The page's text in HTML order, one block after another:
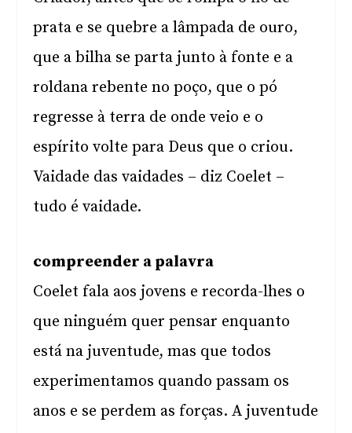
prata e se quebre a lâmpada de ouro,
que a bilha se parta junto à fonte e a
roldana rebente no poço, que o pó
regresse à terra de onde veio e o
espírito volte para Deus que o criou.
Vaidade das vaidades – diz Coelet –
tudo é vaidade.
compreender a palavra
Coelet fala aos jovens e recorda-lhes o
que ninguém quer pensar enquanto
está na juventude, mas que todos
experimentamos quando passam os
anos e se perdem as forças. A juventude